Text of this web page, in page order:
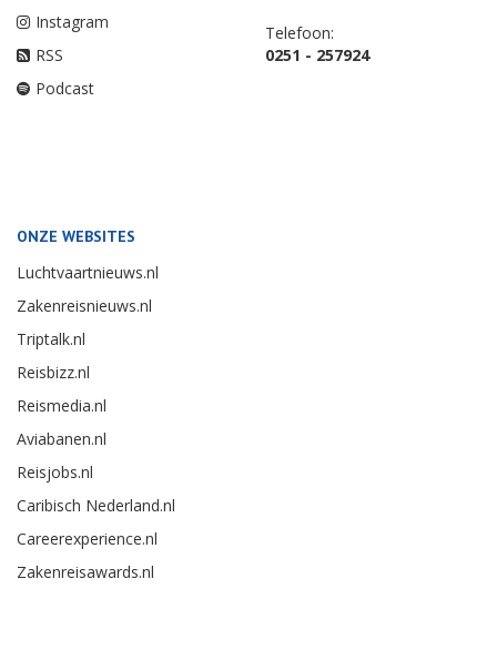
Instagram
RSS
Podcast
Telefoon:
0251 - 257924
ONZE WEBSITES
Luchtvaartnieuws.nl
Zakenreisnieuws.nl
Triptalk.nl
Reisbizz.nl
Reismedia.nl
Aviabanen.nl
Reisjobs.nl
Caribisch Nederland.nl
Careerexperience.nl
Zakenreisawards.nl